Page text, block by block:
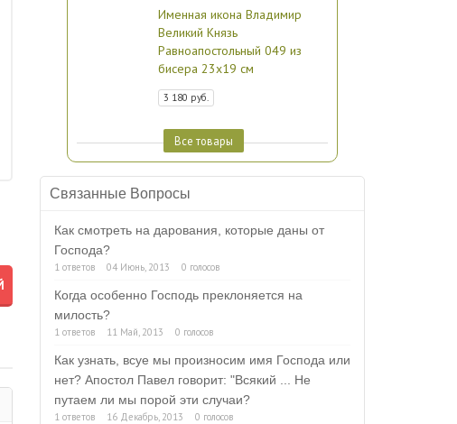
Именная икона Владимир
Великий Князь
Равноапостольный 049 из
бисера 23х19 см
3 180 руб.
Все товары
Связанные Вопросы
Как смотреть на дарования, которые даны от
Господа?
1 ответов 04 Июнь, 2013 0 голосов
Когда особенно Господь преклоняется на
милость?
1 ответов 11 Май, 2013 0 голосов
Как узнать, всуе мы произносим имя Господа или
нет? Апостол Павел говорит: "Всякий ... Не
путаем ли мы порой эти случаи?
1 ответов 16 Декабрь, 2013 0 голосов